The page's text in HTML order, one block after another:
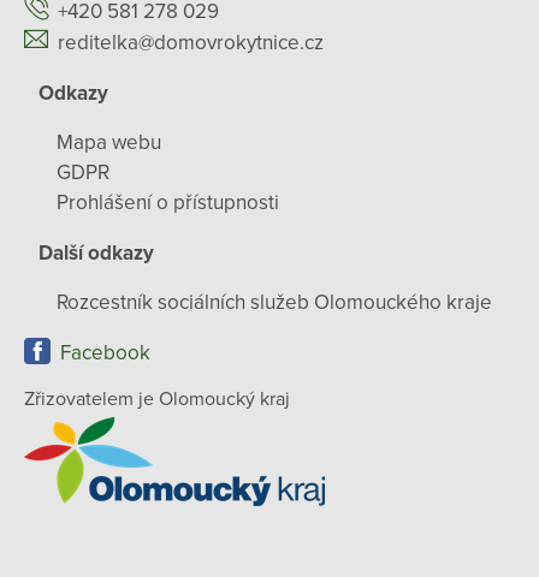
+420 581 278 029
reditelka@domovrokytnice.cz
Odkazy
Mapa webu
GDPR
Prohlášení o přístupnosti
Další odkazy
Rozcestník sociálních služeb Olomouckého kraje
Facebook
Zřizovatelem je Olomoucký kraj